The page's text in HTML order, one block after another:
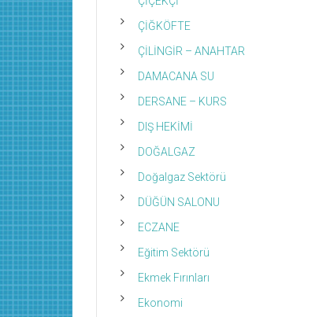
ÇİĞKÖFTE
ÇİLİNGİR – ANAHTAR
DAMACANA SU
DERSANE – KURS
DIŞ HEKİMİ
DOĞALGAZ
Doğalgaz Sektörü
DÜĞÜN SALONU
ECZANE
Eğitim Sektörü
Ekmek Fırınları
Ekonomi